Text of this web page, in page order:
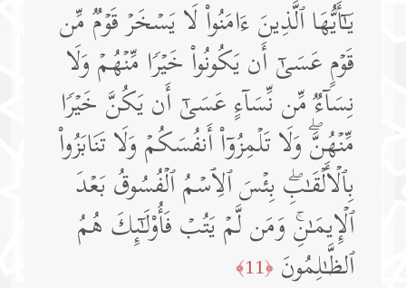
یَـٰۤأَیُّهَا ٱلَّذِینَ ءَامَنُوا۟ لَا یَسۡخَرۡ قَوۡمࣱ مِّن
قَوۡمٍ عَسَىٰۤ أَن یَكُونُوا۟ خَیۡرࣰا مِّنۡهُمۡ وَلَا
نِسَاۤءࣱ مِّن نِّسَاۤءٍ عَسَىٰۤ أَن یَكُنَّ خَیۡرࣰا
مِّنۡهُنَّۖ وَلَا تَلۡمِزُوۤا۟ أَنفُسَكُمۡ وَلَا تَنَابَزُوا۟
بِٱلۡأَلۡقَـٰبِۖ بِئۡسَ ٱلِٱسۡمُ ٱلۡفُسُوقُ بَعۡدَ
ٱلۡإِیمَـٰنِۚ وَمَن لَّمۡ یَتُبۡ فَأُو۟لَـٰۤىِٕكَ هُمُ
ٱلظَّـٰلِمُونَ ﴿11﴾